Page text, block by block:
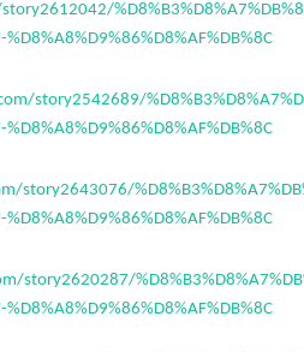
story2542689/
story2643076/
story2620287/